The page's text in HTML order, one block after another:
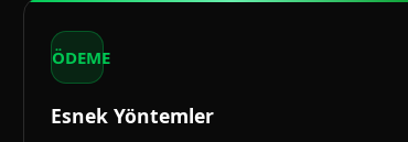
ÖDEME
Esnek Yöntemler